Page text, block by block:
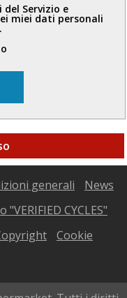
Servizio e
miei dati personali
generali
News
"VERIFIED CYCLES"
Cookie